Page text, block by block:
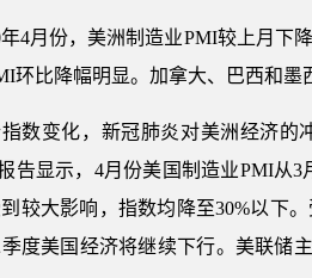
年4月份，美洲制造业PMI较上月下
环比降幅明显。加拿大、巴西和墨
数变化，新冠肺炎对美洲经济的
告显示，4月份美国制造业PMI从3
较大影响，指数均降至30%以下
度美国经济将继续下行。美联储